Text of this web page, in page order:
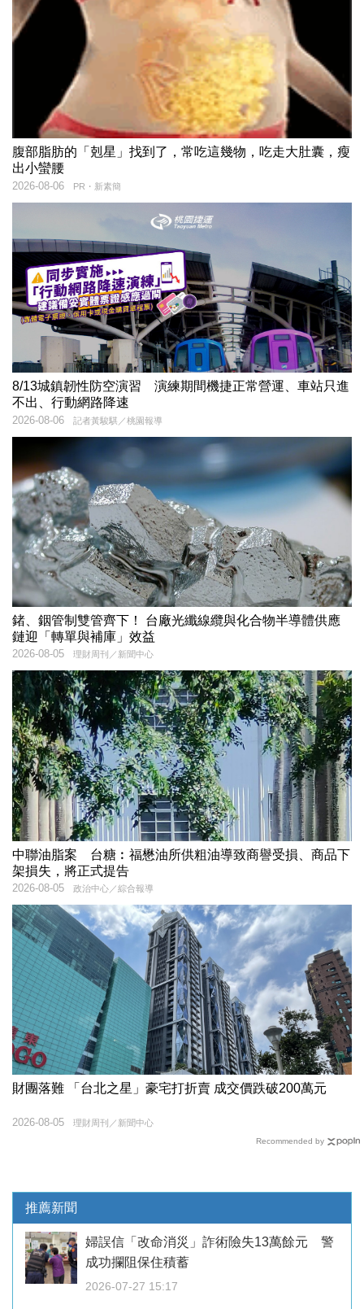
腹部脂肪的「剋星」找到了，常吃這幾物，吃走大肚囊，瘦
出小蠻腰
PR・新素簡
2026-08-06
8/13城鎮韌性防空演習 演練期間機捷正常營運、車站只進
不出、行動網路降速
記者黃駿騏／桃園報導
2026-08-06
鍺、銦管制雙管齊下！ 台廠光纖線纜與化合物半導體供應
鏈迎「轉單與補庫」效益
理財周刊／新聞中心
2026-08-05
中聯油脂案 台糖︰福懋油所供粗油導致商譽受損、商品下
架損失，將正式提告
政治中心／綜合報導
2026-08-05
財團落難 「台北之星」豪宅打折賣 成交價跌破200萬元
理財周刊／新聞中心
2026-08-05
Recommended by
推薦新聞
婦誤信「改命消災」詐術險失13萬餘元 警
成功攔阻保住積蓄
2026-07-27 15:17